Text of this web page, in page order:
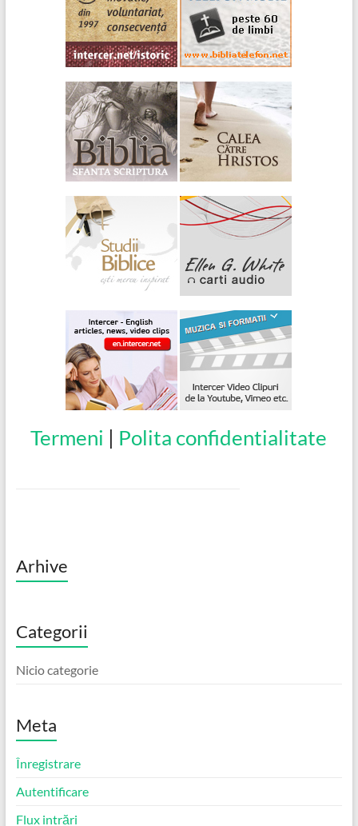
Termeni | Polita confidentialitate
Arhive
Categorii
Nicio categorie
Meta
Înregistrare
Autentificare
Flux intrări